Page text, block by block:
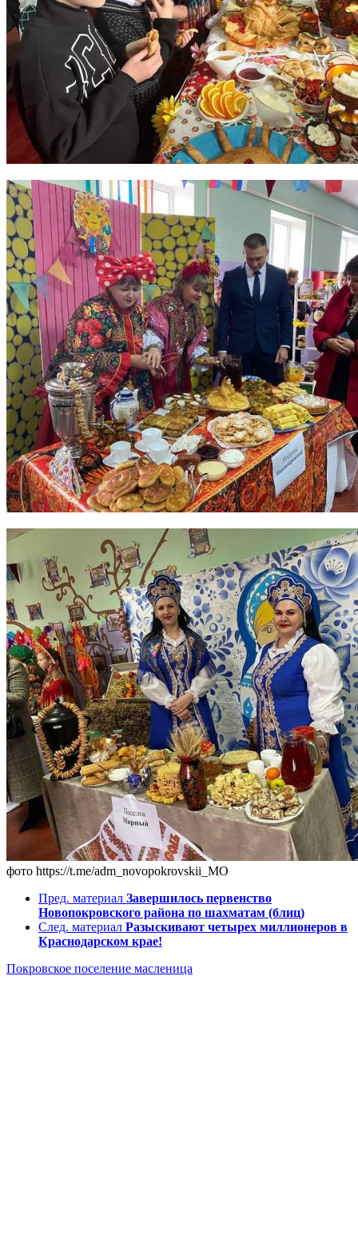
фото https://t.me/adm_novopokrovskii_MO
Пред. материал Завершилось первенство
Новопокровского района по шахматам (блиц)
След. материал Разыскивают четырех миллионеров в
Краснодарском крае!
Покровское поселение масленица